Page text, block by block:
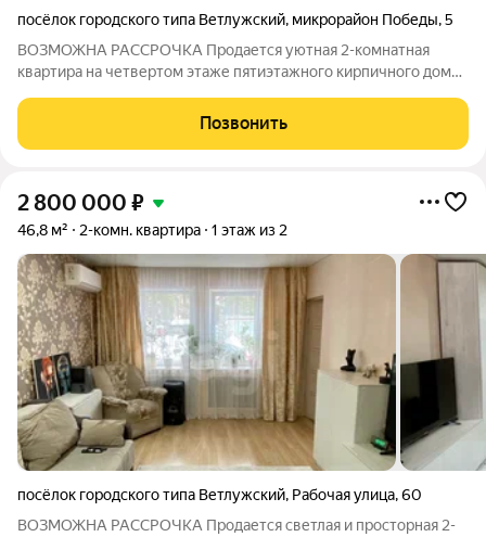
посёлок городского типа Ветлужский, микрорайон Победы,5
ВОЗМОЖНА РАССРОЧКА Продается уютная 2-комнатная
квартира на четвертом этаже пятиэтажного кирпичного дома.
Преимущества квартиры: БОЛЬШИЕ КОМНАТЫ: просторные,Позвонить
2 800 000 ₽
46,8 м² 2-комн. квартира 1 этаж из 2
посёлок городского типа Ветлужский, Рабочая улица,60
ВОЗМОЖНА РАССРОЧКА Продается светлая и просторная 2-